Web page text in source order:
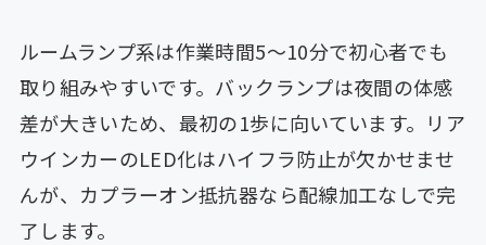
ルームランプ系は作業時間5〜10分で初心者でも
取り組みやすいです。バックランプは夜間の体感
差が大きいため、最初の1歩に向いています。リア
ウインカーのLED化はハイフラ防止が欠かせませ
んが、カプラーオン抵抗器なら配線加工なしで完
了します。